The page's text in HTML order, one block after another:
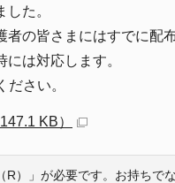
た。
の皆さまにはすでに配
は対応します。
さい。
KB）
）」が必要です。お持ちで